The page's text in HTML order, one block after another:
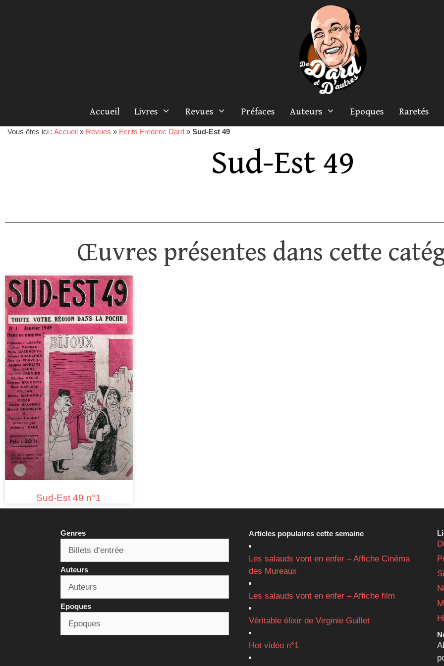
Accueil Livres Revues Préfaces Auteurs Epoques Raretés
Vous êtes ici : Accueil » Revues » Ecrits Frederic Dard » Sud-Est 49
Sud-Est 49
Œuvres présentes dans cette
Sud-Est 49 n°1
Genres
Auteurs
Epoques
Articles populaires cette semaine
Les salauds vont en enfer – Affiche Cinéma
des Mureaux
Les salauds vont en enfer – Affiche film
Véritable élixir de Virginie Guillet
Hot vidéo n°1